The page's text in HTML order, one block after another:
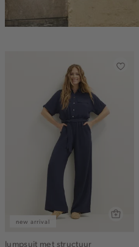
new arrival
Jumpsuit met structuur